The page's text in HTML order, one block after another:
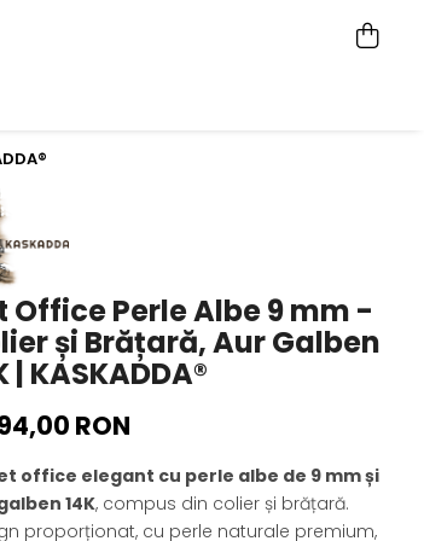
Office Perle Albe 9 mm -
și Brățară, Aur Galben
| KASKADDA®
RON
office elegant cu perle albe de 9 mm și
14K, compus din colier și brățară.
proporționat, cu perle naturale premium,